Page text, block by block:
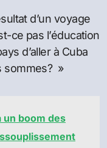
d’un voyage
ce pas l’éducation
d’aller à Cuba
sommes? »
un boom des